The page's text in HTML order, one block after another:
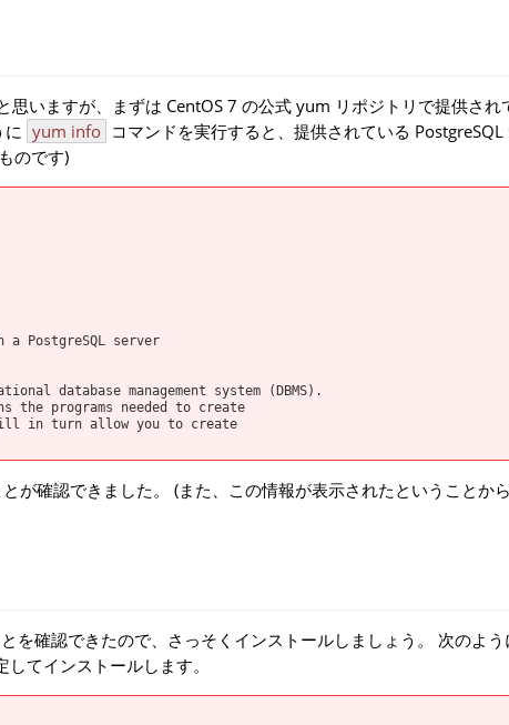
いますが、まずは CentOS 7 の公式 yum リポジトリで提供され
に yum info コマンドを実行すると、提供されている
のです)
PostgreSQL server
database management system (DBMS).
programs needed to create
turn allow you to create
が確認できました。 (また、この情報が表示されたということか
を確認できたので、さっそくインストールしましょう。 次のよ
てインストールします。